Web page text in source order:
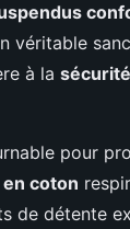
véritable
à la
pour
en coton
de détente